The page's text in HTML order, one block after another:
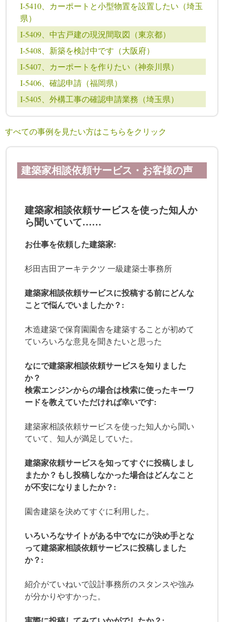
I-5410、カーポートと小型物置を設置したい（埼玉
県）
I-5409、中古戸建の現況間取図（東京都）
I-5408、新築を検討中です（大阪府）
I-5407、カーポートを作りたい（神奈川県）
I-5406、確認申請（福岡県）
I-5405、外構工事の確認申請業務（埼玉県）
すべての事例を見たい方はこちらをクリック
建築家相談依頼サービス・お客様の声
建築家相談依頼サービスを使った知人か
ら聞いていて……
お仕事を依頼した建築家:
杉田吉田アーキテクツ 一級建築士事務所
建築家相談依頼サービスに投稿する前にどんな
ことで悩んでいましたか？:
木造建築で保育園園舎を建築することが初めて
ていろいろな意見を聞きたいと思った
なにで建築家相談依頼サービスを知りました
か？
検索エンジンからの場合は検索に使ったキーワ
ードを教えていただければ幸いです:
建築家相談依頼サービスを使った知人から聞い
ていて、知人が満足していた。
建築家依頼サービスを知ってすぐに投稿しまし
またか？もし投稿しなかった場合はどんなこと
が不安になりましたか？:
園舎建築を決めてすぐに利用した。
いろいろなサイトがある中でなにが決め手とな
って建築家相談依頼サービスに投稿しました
か？:
紹介がていねいで設計事務所のスタンスや強み
が分かりやすかった。